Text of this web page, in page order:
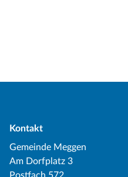
Kontakt
Gemeinde Meggen
Am Dorfplatz 3